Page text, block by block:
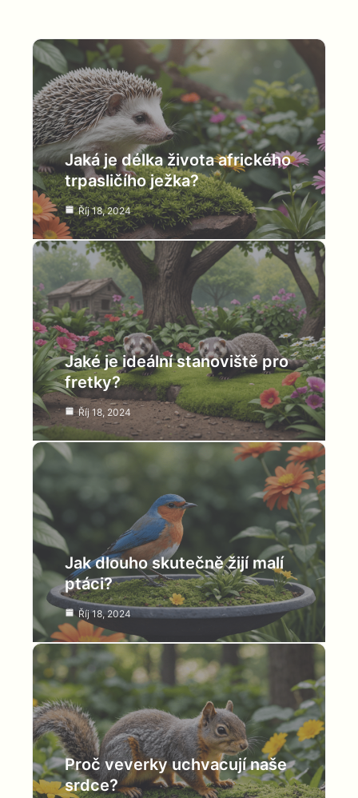
Jaká je délka života afrického
trpasličího ježka?
Říj 18, 2024
Jaké je ideální stanoviště pro
fretky?
Říj 18, 2024
Jak dlouho skutečně žijí malí
ptáci?
Říj 18, 2024
Proč veverky uchvacují naše
srdce?